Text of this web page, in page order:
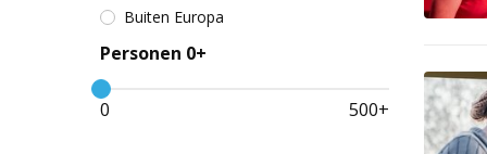
Buiten Europa
Personen 0+
0 500+